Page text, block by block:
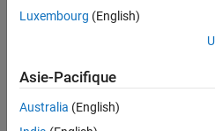
Luxembourg (English)
Asie-Pacifique
Australia (English)